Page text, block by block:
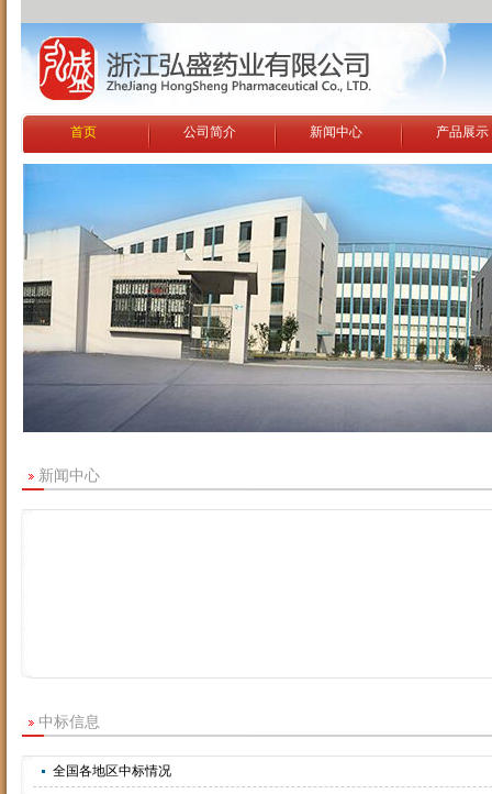
首页 公司简介 新闻中心 产品展示
新闻中心
中标信息
全国各地区中标情况